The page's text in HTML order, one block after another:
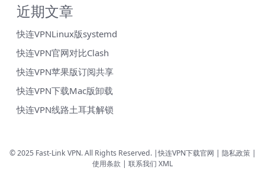
近期文章
快连VPNLinux版systemd
快连VPN官网对比Clash
快连VPN苹果版订阅共享
快连VPN下载Mac版卸载
快连VPN线路土耳其解锁
© 2025 Fast-Link VPN. All Rights Reserved. |快连VPN下载官网 | 隐私政策 |
使用条款 | 联系我们 XML